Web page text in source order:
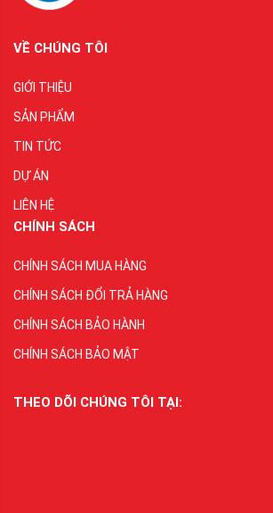
VỀ CHÚNG TÔI
GIỚI THIỆU
SẢN PHẨM
TIN TỨC
DỰ ÁN
LIÊN HỆ
CHÍNH SÁCH
CHÍNH SÁCH MUA HÀNG
CHÍNH SÁCH ĐỔI TRẢ HÀNG
CHÍNH SÁCH BẢO HÀNH
CHÍNH SÁCH BẢO MẬT
THEO DÕI CHÚNG TÔI TẠI: